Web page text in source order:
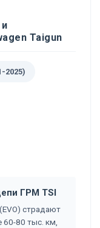
Taigun
2025)
ГРМ TSI
страдают
80 тыс. км,